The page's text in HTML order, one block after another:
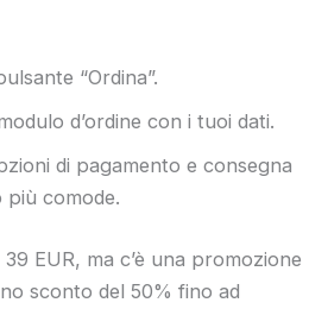
“Ordina”.
d’ordine con i tuoi dati.
di pagamento e consegna
più comode.
EUR, ma c’è una promozione
sconto del 50% fino ad